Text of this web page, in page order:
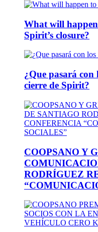
What will
Spirit’s closure?
¿Que pasará con
cierre de Spirit?
COOPSANO Y
RODRÍGUEZ